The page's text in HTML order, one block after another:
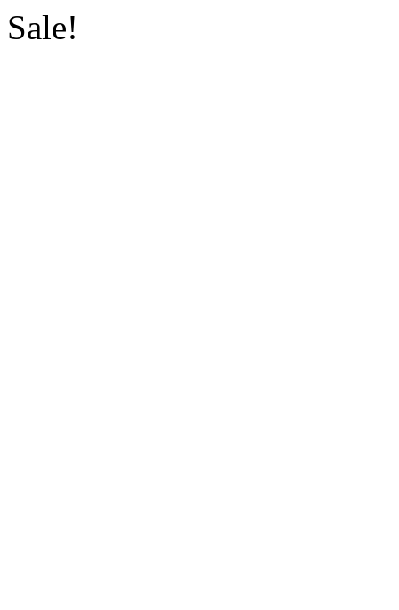
Sale!